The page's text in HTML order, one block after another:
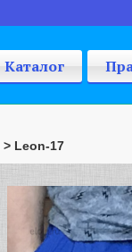
Каталог
> Leon-17